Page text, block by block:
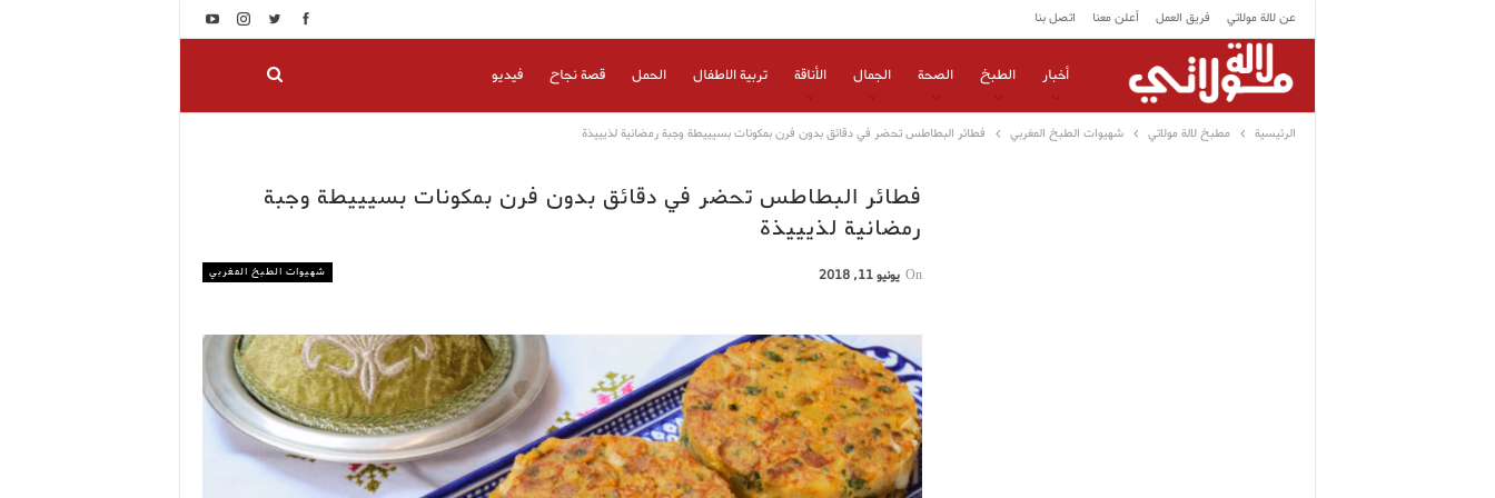
عن لالة مولاتي فريق العمل أعلن معنا اتصل بنا
أخبار الطبخ الصحة الجمال الأناقة تربية الاطفال الحمل قصة نجاح فيديو
الرئيسية مطبخ لالة مولاتي شهيوات الطبخ المغربي فطائر البطاطس تحضر في دقائق بدون فرن بمكونات بسيييطة وجبة رمضانية لذيييذة
فطائر البطاطس تحضر في دقائق بدون فرن بمكونات بسيييطة وجبة
رمضانية لذيييذة
شهيوات الطبخ المغربي On يونيو 11, 2018